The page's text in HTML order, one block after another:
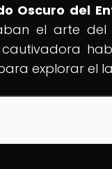
Oscuro del
el arte
explorar el